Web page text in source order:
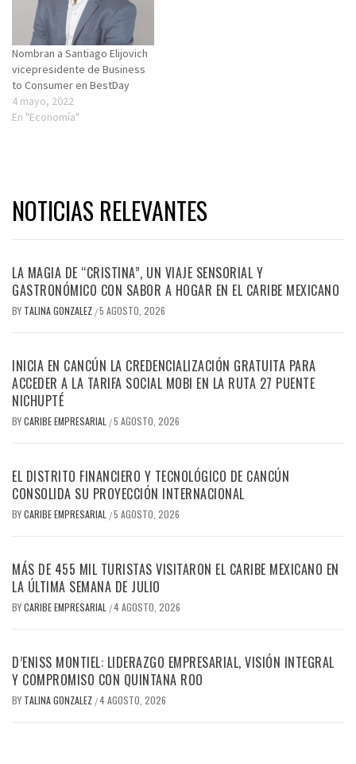
Nombran a Santiago Elijovich
vicepresidente de Business
to Consumer en BestDay
4 mayo, 2022
En "Economía"
NOTICIAS RELEVANTES
LA MAGIA DE “CRISTINA”, UN VIAJE SENSORIAL Y
GASTRONÓMICO CON SABOR A HOGAR EN EL CARIBE MEXICANO
BY TALINA GONZALEZ /5 AGOSTO, 2026
INICIA EN CANCÚN LA CREDENCIALIZACIÓN GRATUITA PARA
ACCEDER A LA TARIFA SOCIAL MOBI EN LA RUTA 27 PUENTE
NICHUPTÉ
BYCARIBE EMPRESARIAL /5 AGOSTO, 2026
EL DISTRITO FINANCIERO Y TECNOLÓGICO DE CANCÚN
CONSOLIDA SU PROYECCIÓN INTERNACIONAL
BYCARIBE EMPRESARIAL /5 AGOSTO, 2026
MÁS DE 455 MIL TURISTAS VISITARON EL CARIBE MEXICANO EN
LA ÚLTIMA SEMANA DE JULIO
BYCARIBE EMPRESARIAL /4 AGOSTO, 2026
D’ENISS MONTIEL: LIDERAZGO EMPRESARIAL, VISIÓN INTEGRAL
Y COMPROMISO CON QUINTANA ROO
BY TALINA GONZALEZ /4 AGOSTO, 2026